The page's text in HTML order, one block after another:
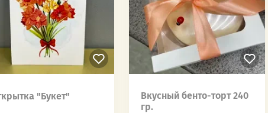
"Букет"
Вкусный бенто-торт 240
гр.